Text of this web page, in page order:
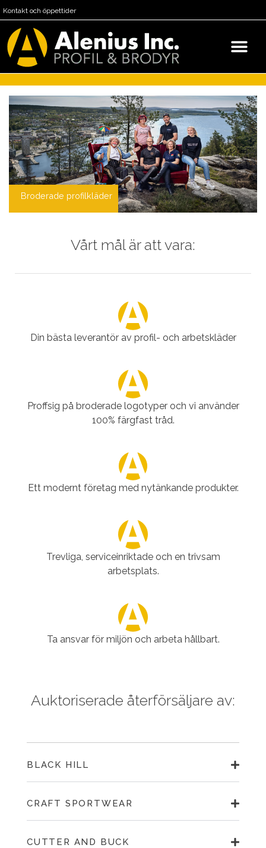
Kontakt och öppettider
Broderade profilkläder
Vårt mål är att vara:
Din bästa leverantör av profil- och arbetskläder
Proffsig på broderade logotyper och vi använder
100% färgfast tråd.
Ett modernt företag med nytänkande produkter.
Trevliga, serviceinriktade och en trivsam
arbetsplats.
Ta ansvar för miljön och arbeta hållbart.
Auktoriserade återförsäljare av:
BLACK HILL
CRAFT SPORTWEAR
CUTTER AND BUCK